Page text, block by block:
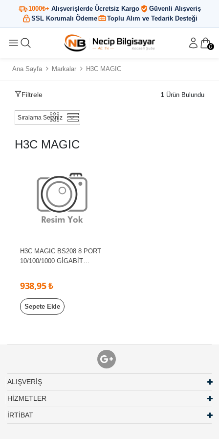
1000₺+ Alışverişlerde Ücretsiz Kargo
Güvenli Alışveriş
SSL Korumalı Ödeme
Toplu Alım ve Tedarik Desteği
0
Ana Sayfa Markalar H3C MAGIC
Filtrele 1 Ürün Bulundu
H3C MAGIC
H3C MAGIC BS208 8 PORT
10/100/1000 GİGABİT
938,95 ₺
Sepete Ekle
ALIŞVERİŞ
HİZMETLER
İRTİBAT